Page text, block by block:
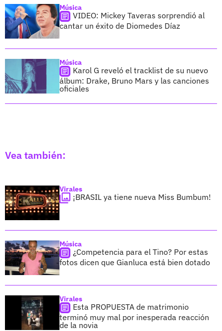
Música
VIDEO: Mickey Taveras sorprendió al
cantar un éxito de Diomedes Díaz
Música
Karol G reveló el tracklist de su nuevo
álbum: Drake, Bruno Mars y las canciones
oficiales
Vea también:
Virales
¡BRASIL ya tiene nueva Miss Bumbum!
Música
¿Competencia para el Tino? Por estas
fotos dicen que Gianluca está bien dotado
Virales
Esta PROPUESTA de matrimonio
terminó muy mal por inesperada reacción
de la novia